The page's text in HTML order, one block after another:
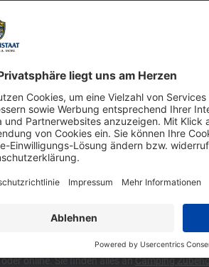
Hobby
LMC
München und Stuttgart, 10 Minuten vor der
kompakte Camper Vans, oder den puren
Camping und Caravaning!
online. Sie finden alles anCamping